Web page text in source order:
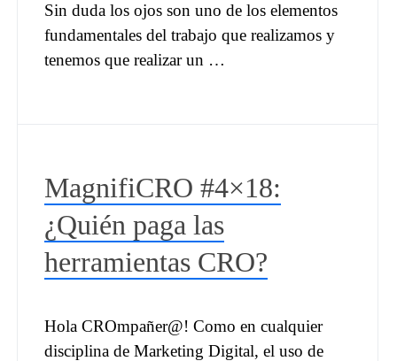
Sin duda los ojos son uno de los elementos
fundamentales del trabajo que realizamos y
tenemos que realizar un …
MagnifiCRO #4×18:
¿Quién paga las
herramientas CRO?
Hola CROmpañer@! Como en cualquier
disciplina de Marketing Digital, el uso de